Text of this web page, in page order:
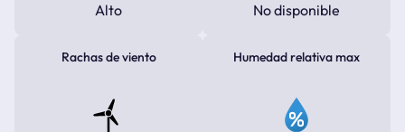
Alto No disponible
Rachas de viento Humedad relativa max